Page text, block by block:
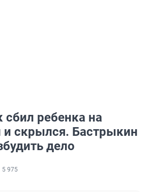
сбил ребенка на
и скрылся. Бастрыкин
дело
5 975